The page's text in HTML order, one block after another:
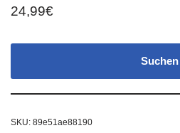
24,99€
Suchen
SKU: 89e51ae88190